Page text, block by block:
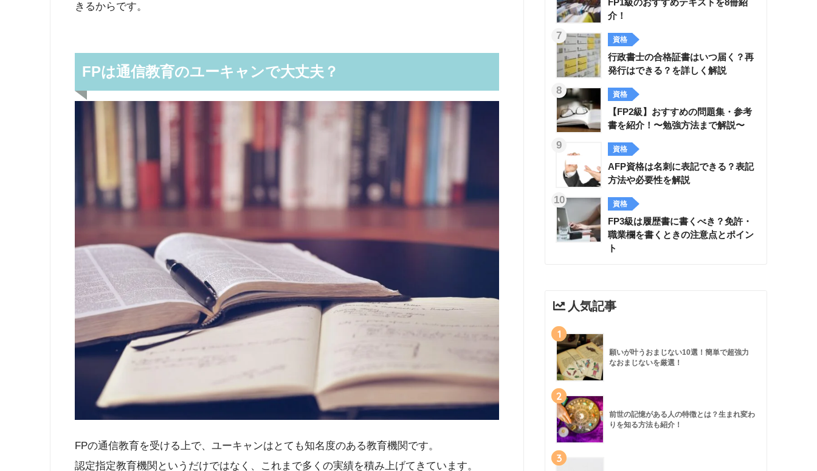
きるからです。
FPは通信教育のユーキャンで大丈夫？
FPの通信教育を受ける上で、ユーキャンはとても知名度のある教育機関です。
認定指定教育機関というだけではなく、これまで多くの実績を積み上げてきています。
介！
資格
行政書士の合格証書はいつ届く？再
発行はできる？を詳しく解説
資格
【FP2級】おすすめの問題集・参考
書を紹介！〜勉強方法まで解説〜
資格
AFP資格は名刺に表記できる？表記
方法や必要性を解説
資格
FP3級は履歴書に書くべき？免許・
職業欄を書くときの注意点とポイン
ト
人気記事
1
願いが叶うおまじない10選！簡単で超強力
なおまじないを厳選！
2
前世の記憶がある人の特徴とは？生まれ変わ
りを知る方法も紹介！
3